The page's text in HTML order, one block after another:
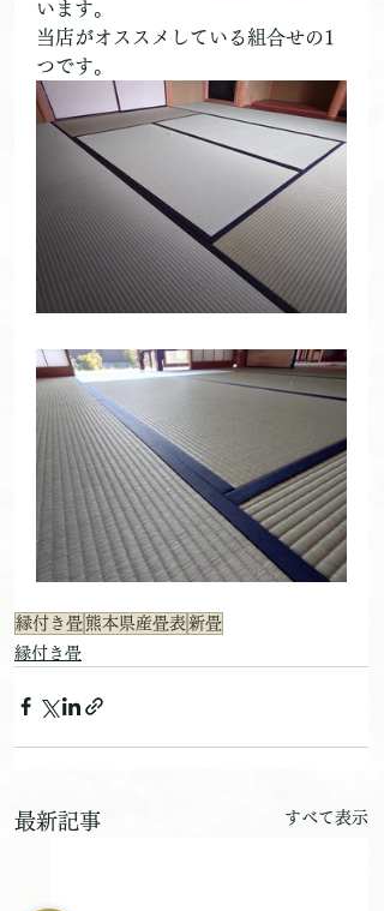
います。
当店がオススメしている組合せの1
つです。
縁付き畳熊本県産畳表新畳
縁付き畳
最新記事 すべて表示